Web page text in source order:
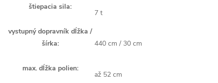
štiepacia sila:
7 t
vystupný dopravník dĺžka /
šírka:
440 cm / 30 cm
max. dĺžka polien:
až 52 cm